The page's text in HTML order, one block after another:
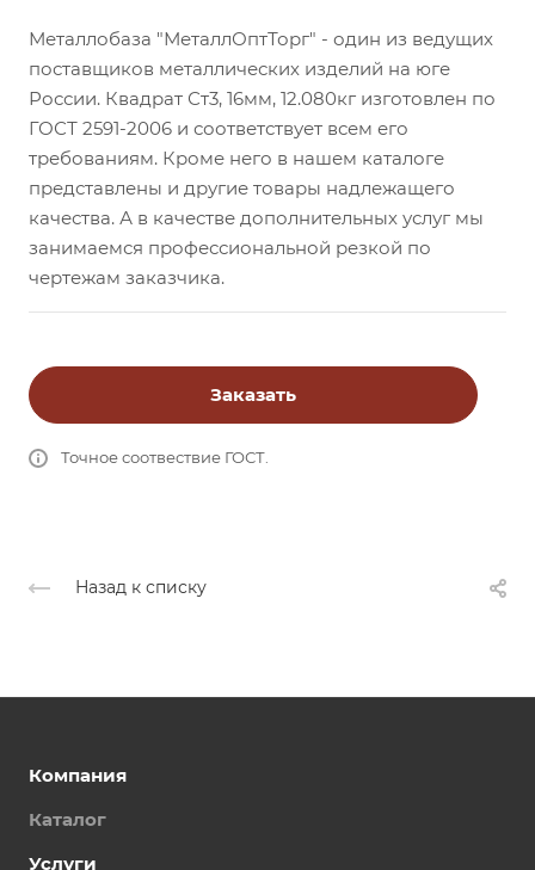
Металлобаза "МеталлОптТорг" - один из ведущих
поставщиков металлических изделий на юге
России. Квадрат Ст3, 16мм, 12.080кг изготовлен по
ГОСТ 2591-2006 и соответствует всем его
требованиям. Кроме него в нашем каталоге
представлены и другие товары надлежащего
качества. А в качестве дополнительных услуг мы
занимаемся профессиональной резкой по
чертежам заказчика.
Заказать
Точное соотвествие ГОСТ.
Назад к списку
Компания
Каталог
Услуги